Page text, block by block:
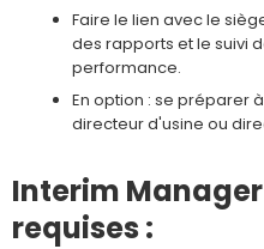
Faire le lien avec le
des rapports et le suivi
performance.
En option : se préparer
directeur d'usine ou
Interim
requises :